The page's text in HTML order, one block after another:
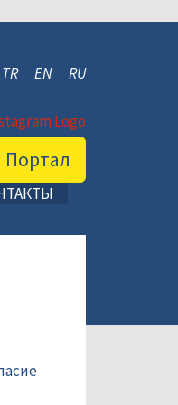
TR EN RU
Портал